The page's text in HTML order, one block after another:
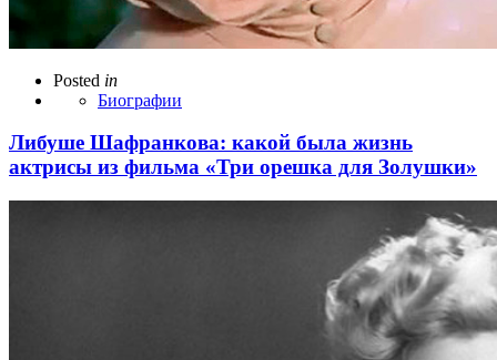
Posted in
Биографии
Либуше Шафранкова: какой была жизнь
актрисы из фильма «Три орешка для Золушки»